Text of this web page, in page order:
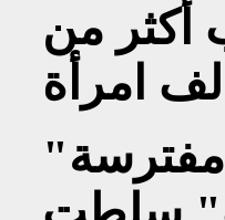
أكثر من